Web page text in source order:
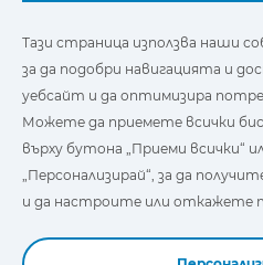
Станете дистрибутор
Новини
Видеа
FAQ - Често задавани въпроси
Тази страница използва
трети страни, за
достъпността на
потребителското
тях и да зададете или
Тази страница използва наши
за да подобри навигацията и
уебсайт и да оптимизира
Можете да приемете всички
върху бутона „Приеми всички“
„Персонализирай“, за да
и да настроите или откажете